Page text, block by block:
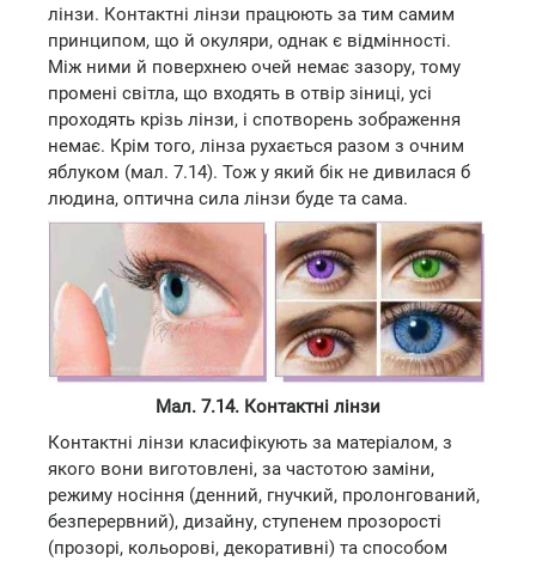
лінзи. Контактні лінзи працюють за тим самим
принципом, що й окуляри, однак є відмінності.
Між ними й поверхнею очей немає зазору, тому
промені світла, що входять в отвір зіниці, усі
проходять крізь лінзи, і спотворень зображення
немає. Крім того, лінза рухається разом з очним
яблуком (мал. 7.14). Тож у який бік не дивилася б
людина, оптична сила лінзи буде та сама.
Мал. 7.14. Контактні лінзи
Контактні лінзи класифікують за матеріалом, з
якого вони виготовлені, за частотою заміни,
режиму носіння (денний, гнучкий, пролонгований,
безперервний), дизайну, ступенем прозорості
(прозорі, кольорові, декоративні) та способом